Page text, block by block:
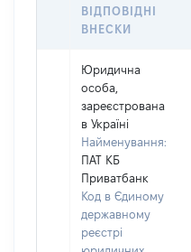
ВІДПОВІДНІ
ВНЕСКИ
Юридична
особа,
зареєстрована
в Україні
Найменування:
ПАТ КБ
Приватбанк
Код в Єдиному
державному
реєстрі